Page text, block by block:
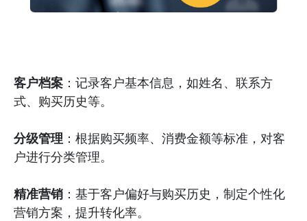
客户档案 ：记录客户基本信息，如姓名、联系方
式、购买历史等。
分级管理 ：根据购买频率、消费金额等标准，对客
户进行分类管理。
精准营销 ：基于客户偏好与购买历史，制定个性化
营销方案，提升转化率。